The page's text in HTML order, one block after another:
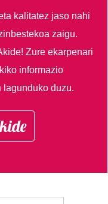
kalitatez jaso nahi
zaigu.
Zure ekarpenari
informazio
lagunduko duzu.